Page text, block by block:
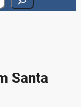
Santa